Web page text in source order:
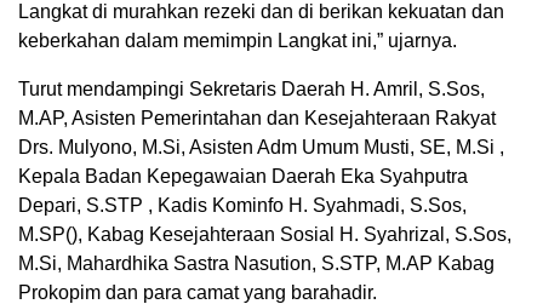
Langkat di murahkan rezeki dan di berikan kekuatan dan
keberkahan dalam memimpin Langkat ini,” ujarnya.
Turut mendampingi Sekretaris Daerah H. Amril, S.Sos,
M.AP, Asisten Pemerintahan dan Kesejahteraan Rakyat
Drs. Mulyono, M.Si, Asisten Adm Umum Musti, SE, M.Si ,
Kepala Badan Kepegawaian Daerah Eka Syahputra
Depari, S.STP , Kadis Kominfo H. Syahmadi, S.Sos,
M.SP(), Kabag Kesejahteraan Sosial H. Syahrizal, S.Sos,
M.Si, Mahardhika Sastra Nasution, S.STP, M.AP Kabag
Prokopim dan para camat yang barahadir.